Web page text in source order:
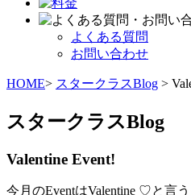
よくある質問
お問い合わせ
HOME> スタークラスBlog >
スタークラスBlog
Valentine Event!
今月のEventはValentine ♡と言